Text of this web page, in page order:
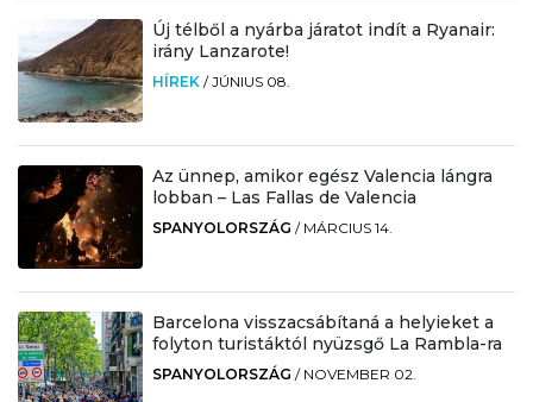
Új télből a nyárba járatot indít a Ryanair:
irány Lanzarote!
HÍREK /JÚNIUS 08.
Az ünnep, amikor egész Valencia lángra
lobban – Las Fallas de Valencia
SPANYOLORSZÁG / MÁRCIUS 14.
Barcelona visszacsábítaná a helyieket a
folyton turistáktól nyüzsgő La Rambla-ra
SPANYOLORSZÁG / NOVEMBER 02.